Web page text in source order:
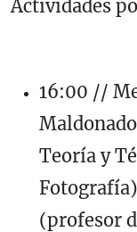
Actividades
16:00 //
Teoría y
(profesor